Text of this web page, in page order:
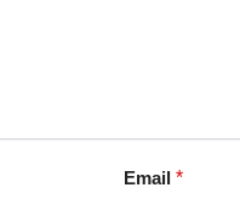
Email *